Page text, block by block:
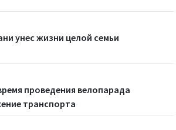
унес жизни целой семьи
проведения велопарада
транспорта